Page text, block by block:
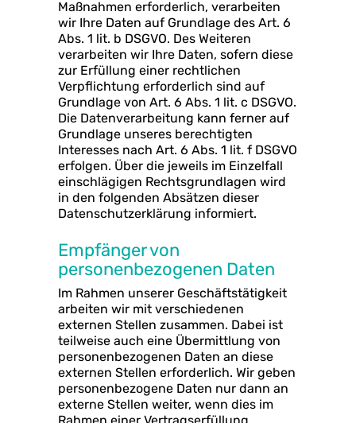
Maßnahmen erforderlich, verarbeiten
wir Ihre Daten auf Grundlage des Art. 6
Abs. 1 lit. b DSGVO. Des Weiteren
verarbeiten wir Ihre Daten, sofern diese
zur Erfüllung einer rechtlichen
Verpflichtung erforderlich sind auf
Grundlage von Art. 6 Abs. 1 lit. c DSGVO.
Die Datenverarbeitung kann ferner auf
Grundlage unseres berechtigten
Interesses nach Art. 6 Abs. 1 lit. f DSGVO
erfolgen. Über die jeweils im Einzelfall
einschlägigen Rechtsgrundlagen wird
in den folgenden Absätzen dieser
Datenschutzerklärung informiert.
Empfänger von
personenbezogenen Daten
Im Rahmen unserer Geschäftstätigkeit
arbeiten wir mit verschiedenen
externen Stellen zusammen. Dabei ist
teilweise auch eine Übermittlung von
personenbezogenen Daten an diese
externen Stellen erforderlich. Wir geben
personenbezogene Daten nur dann an
externe Stellen weiter, wenn dies im